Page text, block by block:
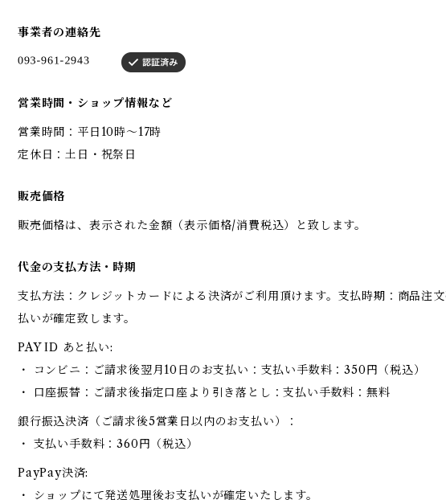
事業者の連絡先
営業時間・ショップ情報など
営業時間：平日10時～17時
定休日：土日・祝祭日
販売価格
販売価格は、表示された金額（表示価格/消費税込）と致します。
代金の支払方法・時期
支払方法：クレジットカードによる決済がご利用頂けます。支払時期：商品注
払いが確定致します。
PAY ID あと払い:
・ コンビニ：ご請求後翌月10日のお支払い：支払い手数料：350円（税込）
・ 口座振替：ご請求後指定口座より引き落とし：支払い手数料：無料
銀行振込決済（ご請求後5営業日以内のお支払い）：
・ 支払い手数料：360円（税込）
PayPay決済:
・ ショップにて発送処理後お支払いが確定いたします。